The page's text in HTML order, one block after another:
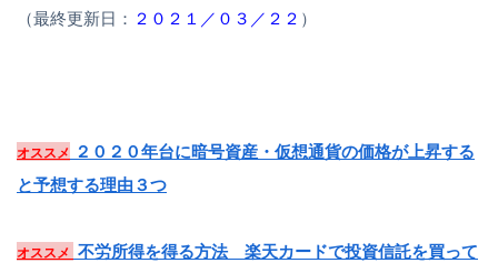
（最終更新日： ２０２１／０３／２２ ）
オススメ
２０２０年台に暗号資産・仮想通貨の価格が上昇する
と予想する理由３つ
オススメ
不労所得を得る方法 楽天カードで投資信託を買って